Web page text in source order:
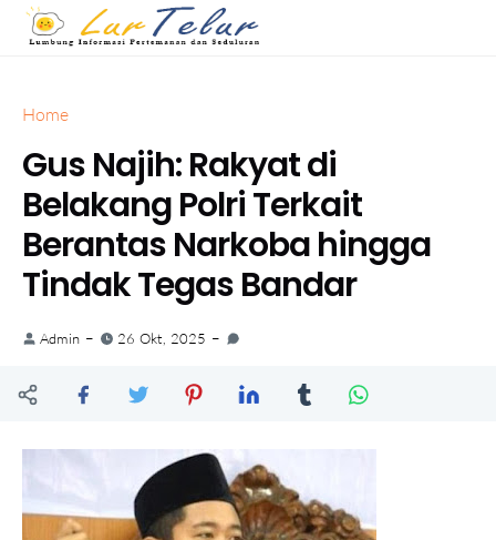
Home
Gus Najih: Rakyat di
Belakang Polri Terkait
Berantas Narkoba hingga
Tindak Tegas Bandar
Admin 26 Okt, 2025